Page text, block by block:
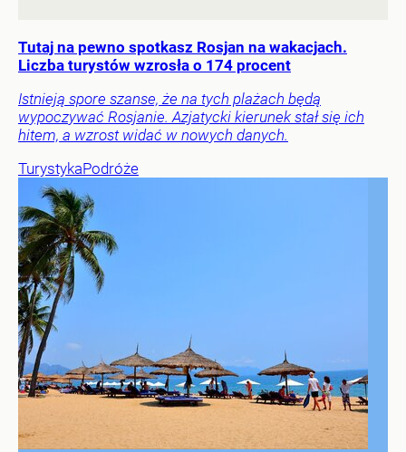
Tutaj na pewno spotkasz Rosjan na wakacjach.
Liczba turystów wzrosła o 174 procent
Istnieją spore szanse, że na tych plażach będą
wypoczywać Rosjanie. Azjatycki kierunek stał się ich
hitem, a wzrost widać w nowych danych.
TurystykaPodróże